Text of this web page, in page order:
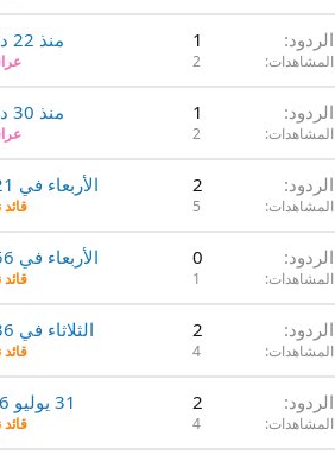
الردود 1
المشاهدات 2
منذ 22 دقيقة
الردود 1
المشاهدات 2
منذ 30 دقيقة
الردود 2
المشاهدات 5
الأربعاء في 20:21
الردود 0
المشاهدات 1
الأربعاء في 07:56
الردود 2
المشاهدات 4
الثلاثاء في 08:36
الردود 2
المشاهدات 4
31 يوليو 2026